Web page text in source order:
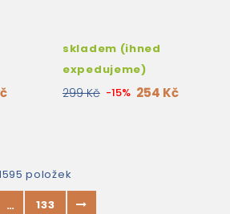
skladem (ihned
expedujeme)
299 Kč -15% 254 Kč
položek
… 133